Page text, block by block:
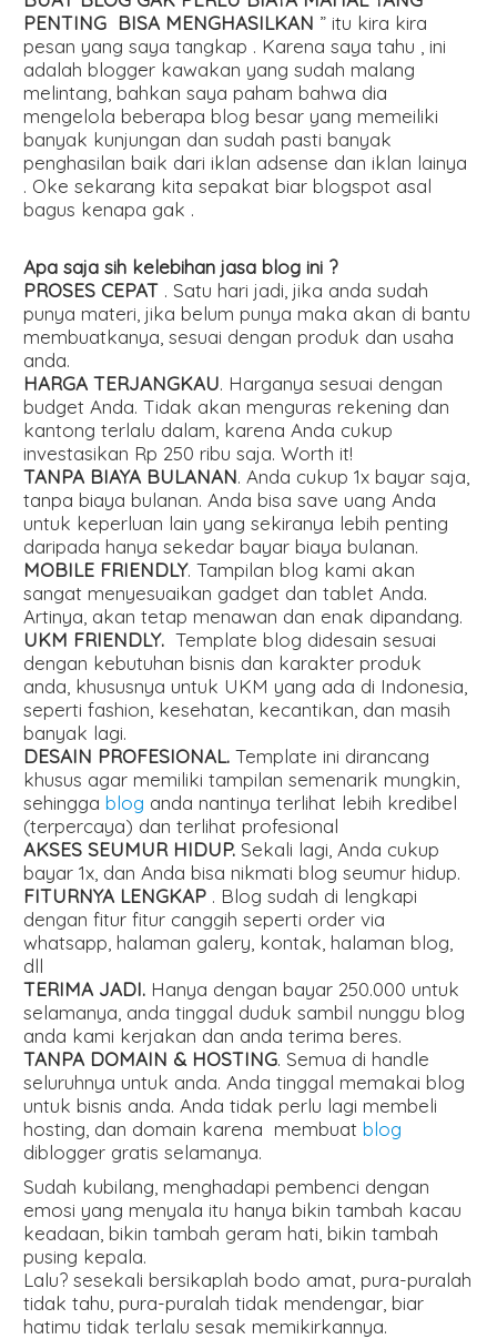
PENTING BISA MENGHASILKAN ” itu kira kira
pesan yang saya tangkap . Karena saya tahu , ini
adalah blogger kawakan yang sudah malang
melintang, bahkan saya paham bahwa dia
mengelola beberapa blog besar yang memeiliki
banyak kunjungan dan sudah pasti banyak
penghasilan baik dari iklan adsense dan iklan lainya
. Oke sekarang kita sepakat biar blogspot asal
bagus kenapa gak .
Apa saja sih kelebihan jasa blog ini ?
PROSES CEPAT . Satu hari jadi, jika anda sudah
punya materi, jika belum punya maka akan di bantu
membuatkanya, sesuai dengan produk dan usaha
anda.
HARGA TERJANGKAU. Harganya sesuai dengan
budget Anda. Tidak akan menguras rekening dan
kantong terlalu dalam, karena Anda cukup
investasikan Rp 250 ribu saja. Worth it!
TANPA BIAYA BULANAN. Anda cukup 1x bayar saja,
tanpa biaya bulanan. Anda bisa save uang Anda
untuk keperluan lain yang sekiranya lebih penting
daripada hanya sekedar bayar biaya bulanan.
MOBILE FRIENDLY. Tampilan blog kami akan
sangat menyesuaikan gadget dan tablet Anda.
Artinya, akan tetap menawan dan enak dipandang.
UKM FRIENDLY. Template blog didesain sesuai
dengan kebutuhan bisnis dan karakter produk
anda, khususnya untuk UKM yang ada di Indonesia,
seperti fashion, kesehatan, kecantikan, dan masih
banyak lagi.
DESAIN PROFESIONAL. Template ini dirancang
khusus agar memiliki tampilan semenarik mungkin,
sehinggablog anda nantinya terlihat lebih kredibel
(terpercaya) dan terlihat profesional
AKSES SEUMUR HIDUP. Sekali lagi, Anda cukup
bayar 1x, dan Anda bisa nikmati blog seumur hidup.
FITURNYA LENGKAP . Blog sudah di lengkapi
dengan fitur fitur canggih seperti order via
whatsapp, halaman galery, kontak, halaman blog,
dll
TERIMA JADI. Hanya dengan bayar 250.000 untuk
selamanya, anda tinggal duduk sambil nunggu blog
anda kami kerjakan dan anda terima beres.
TANPA DOMAIN & HOSTING. Semua di handle
seluruhnya untuk anda. Anda tinggal memakai blog
untuk bisnis anda. Anda tidak perlu lagi membeli
hosting, dan domain karena membuatblog
diblogger gratis selamanya.
Sudah kubilang, menghadapi pembenci dengan
emosi yang menyala itu hanya bikin tambah kacau
keadaan, bikin tambah geram hati, bikin tambah
pusing kepala.
Lalu? sesekali bersikaplah bodo amat, pura-puralah
tidak tahu, pura-puralah tidak mendengar, biar
hatimu tidak terlalu sesak memikirkannya.